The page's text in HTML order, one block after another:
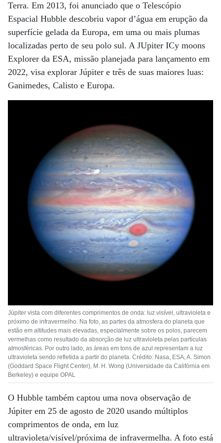
Terra. Em 2013, foi anunciado que o Telescópio
Espacial Hubble descobriu vapor d’água em erupção da
superfície gelada da Europa, em uma ou mais plumas
localizadas perto de seu polo sul. A JUpiter ICy moons
Explorer da ESA, missão planejada para lançamento em
2022, visa explorar Júpiter e três de suas maiores luas:
Ganimedes, Calisto e Europa.
Júpiter vista com diferentes comprimentos de onda: luz visível, ultravioleta e
próximo de infravermelho. Na foto, as partes da atmosfera do planeta que
estão em altitudes mais elevadas, especialmente sobre os polos, parecem
vermelhas como resultado da absorção de luz ultravioleta pelas partículas
atmosféricas. Por outro lado, as áreas em tons de azul representam a luz
ultravioleta sendo refletida a partir do planeta. Crédito: Nasa, ESA, A. Simon
(Goddard Space Flight Center), M. H. Wong (Universidade da Califórnia em
Berkeley) e equipe OPAL
O Hubble também captou uma nova observação de
Júpiter em 25 de agosto de 2020 usando múltiplos
comprimentos de onda, em luz
ultravioleta/visível/próxima de infravermelha. A foto está